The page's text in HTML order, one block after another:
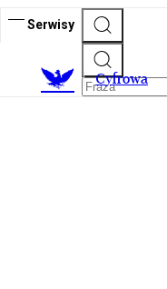
Serwisy
Cyfrowa